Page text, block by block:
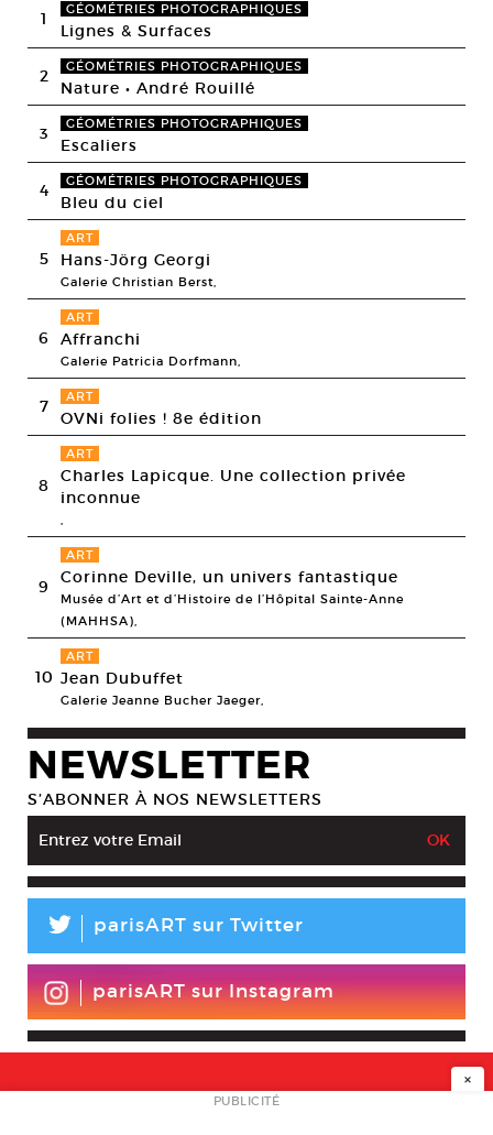
1 GÉOMÉTRIES PHOTOGRAPHIQUES
Lignes & Surfaces
2 GÉOMÉTRIES PHOTOGRAPHIQUES
Nature • André Rouillé
3 GÉOMÉTRIES PHOTOGRAPHIQUES
Escaliers
4 GÉOMÉTRIES PHOTOGRAPHIQUES
Bleu du ciel
5
ART
Hans-Jörg Georgi
Galerie Christian Berst,
6
ART
Affranchi
Galerie Patricia Dorfmann,
7 ART
OVNi folies ! 8e édition
8
ART
Charles Lapicque. Une collection privée
inconnue
,
9
ART
Corinne Deville, un univers fantastique
Musée d’Art et d’Histoire de l’Hôpital Sainte-Anne
(MAHHSA),
10
ART
Jean Dubuffet
Galerie Jeanne Bucher Jaeger,
NEWSLETTER
S’ABONNER À NOS NEWSLETTERS
L parisART sur Twitter
parisART sur Instagram
NEWSLETTER
×
PUBLICITÉ